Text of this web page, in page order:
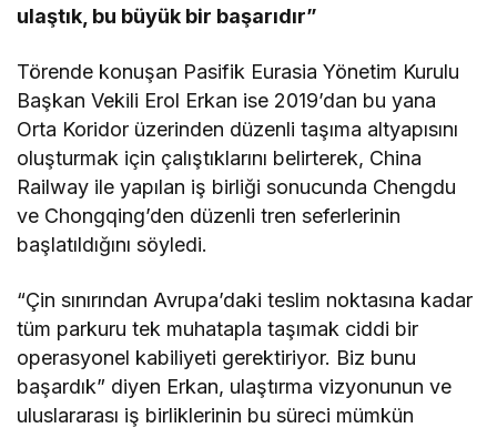
ulaştık, bu büyük bir başarıdır”
Törende konuşan Pasifik Eurasia Yönetim Kurulu
Başkan Vekili Erol Erkan ise 2019’dan bu yana
Orta Koridor üzerinden düzenli taşıma altyapısını
oluşturmak için çalıştıklarını belirterek, China
Railway ile yapılan iş birliği sonucunda Chengdu
ve Chongqing’den düzenli tren seferlerinin
başlatıldığını söyledi.
“Çin sınırından Avrupa’daki teslim noktasına kadar
tüm parkuru tek muhatapla taşımak ciddi bir
operasyonel kabiliyeti gerektiriyor. Biz bunu
başardık” diyen Erkan, ulaştırma vizyonunun ve
uluslararası iş birliklerinin bu süreci mümkün